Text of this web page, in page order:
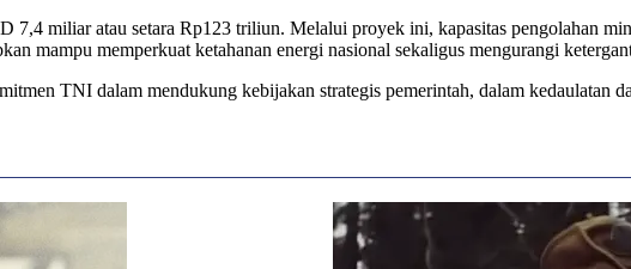
miliar atau setara Rp123 triliun. Melalui proyek ini, kapasitas pengolahan
mampu memperkuat ketahanan energi nasional sekaligus mengurangi
TNI dalam mendukung kebijakan strategis pemerintah, dalam kedaulatan